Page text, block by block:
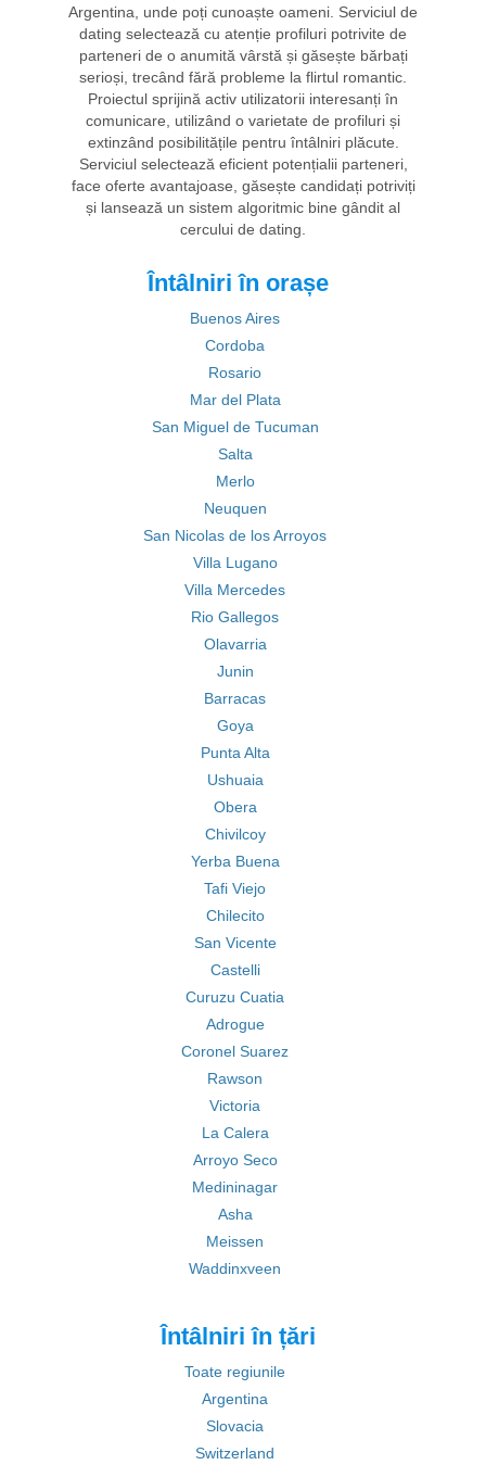
Argentina, unde poți cunoaște oameni. Serviciul de
dating selectează cu atenție profiluri potrivite de
parteneri de o anumită vârstă și găsește bărbați
serioși, trecând fără probleme la flirtul romantic.
Proiectul sprijină activ utilizatorii interesanți în
comunicare, utilizând o varietate de profiluri și
extinzând posibilitățile pentru întâlniri plăcute.
Serviciul selectează eficient potențialii parteneri,
face oferte avantajoase, găsește candidați potriviți
și lansează un sistem algoritmic bine gândit al
cercului de dating.
Întâlniri în orașe
Buenos Aires
Cordoba
Rosario
Mar del Plata
San Miguel de Tucuman
Salta
Merlo
Neuquen
San Nicolas de los Arroyos
Villa Lugano
Villa Mercedes
Rio Gallegos
Olavarria
Junin
Barracas
Goya
Punta Alta
Ushuaia
Obera
Chivilcoy
Yerba Buena
Tafi Viejo
Chilecito
San Vicente
Castelli
Curuzu Cuatia
Adrogue
Coronel Suarez
Rawson
Victoria
La Calera
Arroyo Seco
Medininagar
Asha
Meissen
Waddinxveen
Întâlniri în țări
Toate regiunile
Argentina
Slovacia
Switzerland